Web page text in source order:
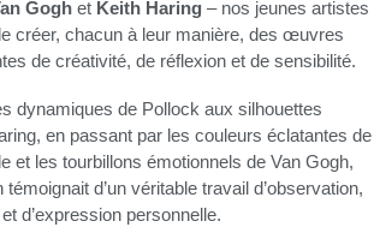
Gogh et Keith Haring – nos jeunes artistes
créer, chacun à leur manière, des œuvres
de créativité, de réflexion et de sensibilité.
dynamiques de Pollock aux silhouettes
en passant par les couleurs éclatantes de
et les tourbillons émotionnels de Van Gogh,
d’un véritable travail d’observation,
d’expression personnelle.